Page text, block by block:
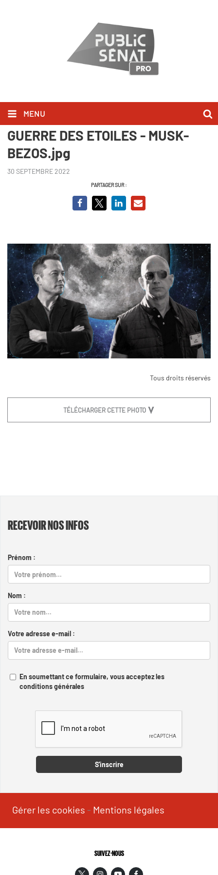
MENU
MUSK vs BEZOS - LA NOUVELLE
GUERRE DES ETOILES - MUSK-
BEZOS.jpg
30 SEPTEMBRE 2022
PARTAGER SUR :
Tous droits réservés
TÉLÉCHARGER CETTE PHOTO
RECEVOIR NOS INFOS
Prénom :
Nom :
Votre adresse e-mail :
En soumettant ce formulaire, vous acceptez les
conditions générales
S'inscrire
Gérer les cookies - Mentions légales
SUIVEZ-NOUS